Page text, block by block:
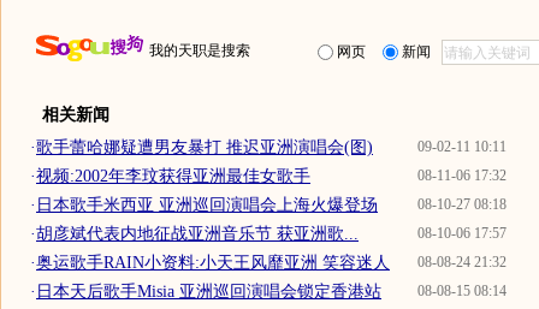
我的天职是搜索 网页 新闻
相关新闻
09-02-11 10:11
·歌手蕾哈娜疑遭男友暴打 推迟亚洲演唱会(图)
08-11-06 17:32
·视频:2002年李玟获得亚洲最佳女歌手
08-10-27 08:18
· 日本歌手米西亚 亚洲巡回演唱会上海火爆登场
08-10-06 17:57
·胡彦斌代表内地征战亚洲音乐节 获亚洲歌...
08-08-24 21:32
·奥运歌手RAIN小资料:小天王风靡亚洲 笑容迷人
08-08-15 08:14
· 日本天后歌手Misia 亚洲巡回演唱会锁定香港站